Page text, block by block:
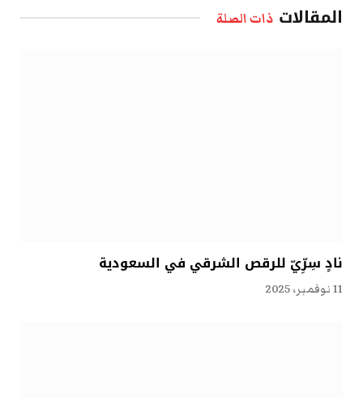
المقالات ذات الصلة
نادٍ سِرِّيّ للرقص الشرقي في السعودية
11 نوفمبر، 2025